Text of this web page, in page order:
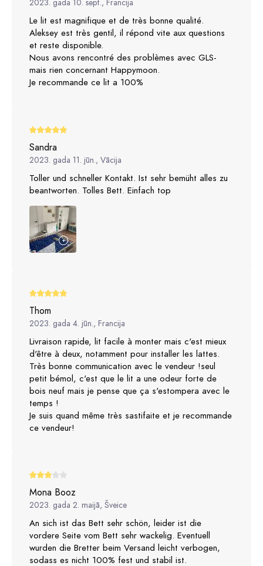
2023. gada 10. sept., Francija
Le lit est magnifique et de très bonne qualité.
Aleksey est très gentil, il répond vite aux questions
et reste disponible.
Nous avons rencontré des problèmes avec GLS-
mais rien concernant Happymoon.
Je recommande ce lit a 100%
Sandra
2023. gada 11. jūn., Vācija
Toller und schneller Kontakt. Ist sehr bemüht alles zu
beantworten. Tolles Bett. Einfach top
Thom
2023. gada 4. jūn., Francija
Livraison rapide, lit facile à monter mais c'est mieux
d'être à deux, notamment pour installer les lattes.
Très bonne communication avec le vendeur !seul
petit bémol, c'est que le lit a une odeur forte de
bois neuf mais je pense que ça s'estompera avec le
temps !
Je suis quand même très sastifaite et je recommande
ce vendeur!
Mona Booz
2023. gada 2. maijā, Šveice
An sich ist das Bett sehr schön, leider ist die
vordere Seite vom Bett sehr wackelig. Eventuell
wurden die Bretter beim Versand leicht verbogen,
sodass es nicht 100% fest und stabil ist.